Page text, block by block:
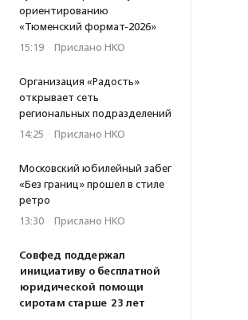
ориентированию
«Тюменский формат-2026»
15:19 · Прислано НКО
Организация «Радость»
открывает сеть
региональных подразделений
14:25 · Прислано НКО
Московский юбилейный забег
«Без границ» прошел в стиле
ретро
13:30 · Прислано НКО
Совфед поддержал
инициативу о бесплатной
юридической помощи
сиротам старше 23 лет